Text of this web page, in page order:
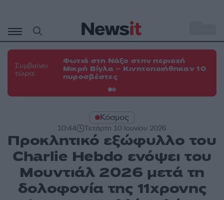
περιεχόμενο
Συμβαίνει
τώρα:
Φωτιά στη Νάξο στην περιοχή
Μικρή Βίγλα – Κινητοποιήθηκαν 10
πυροσβέστες
Κόσμος
10:44 Τετάρτη 10 Ιουνίου 2026
Προκλητικό εξώφυλλο του
Charlie Hebdo ενόψει του
Μουντιάλ 2026 μετά τη
δολοφονία της 11χρονης